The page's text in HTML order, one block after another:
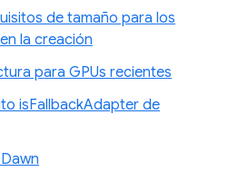
de tamaño para los
la creación
para GPUs recientes
isFallbackAdapter de